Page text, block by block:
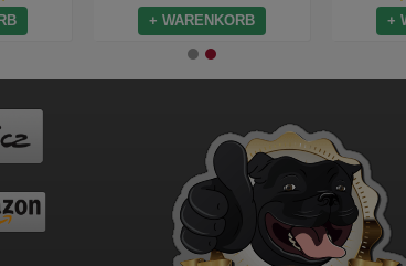
+ WARENKORB